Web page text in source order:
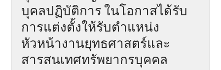
บุคลปฏิบัติการ ในโอกาสได้รับ
การแต่งตั้งให้รับตำแหน่ง
หัวหน้างานยุทธศาสตร์และ
สารสนเทศทรัพยากรบุคคล